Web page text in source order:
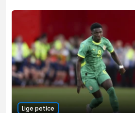
Lige petice